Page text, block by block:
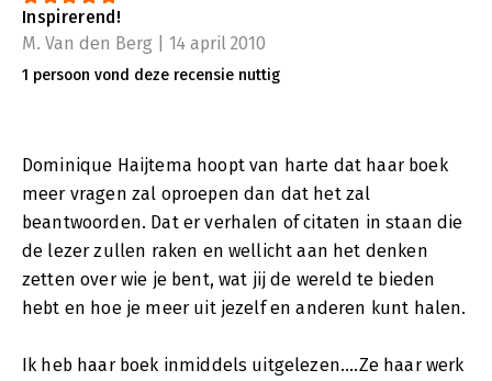
Inspirerend!
M. Van den Berg | 14 april 2010
1 persoon vond deze recensie nuttig
Dominique Haijtema hoopt van harte dat haar boek
meer vragen zal oproepen dan dat het zal
beantwoorden. Dat er verhalen of citaten in staan die
de lezer zullen raken en wellicht aan het denken
zetten over wie je bent, wat jij de wereld te bieden
hebt en hoe je meer uit jezelf en anderen kunt halen.
Ik heb haar boek inmiddels uitgelezen....Ze haar werk